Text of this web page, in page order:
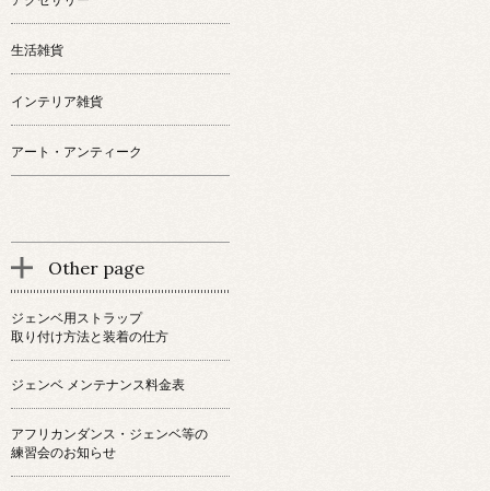
生活雑貨
インテリア雑貨
アート・アンティーク
Other page
ジェンベ用ストラップ
取り付け方法と装着の仕方
ジェンベ メンテナンス料金表
アフリカンダンス・ジェンベ等の
練習会のお知らせ